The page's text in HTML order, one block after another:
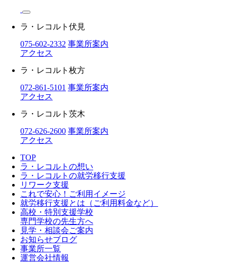
ラ・レコルト伏見
075-602-2332 事業所案内
アクセス
ラ・レコルト枚方
072-861-5101 事業所案内
アクセス
ラ・レコルト茨木
072-626-2600 事業所案内
アクセス
TOP
ラ・レコルトの想い
ラ・レコルトの就労移行支援
リワーク支援
これで安心！ご利用イメージ
就労移行支援とは（ご利用料金など）
高校・特別支援学校
専門学校の先生方へ
見学・相談会ご案内
お知らせブログ
事業所一覧
運営会社情報